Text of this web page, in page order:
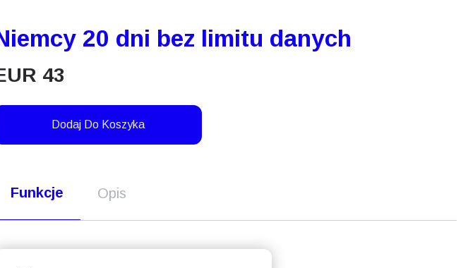
20 dni bez limitu danych
43
Dodaj Do Koszyka
Funkcje Opis